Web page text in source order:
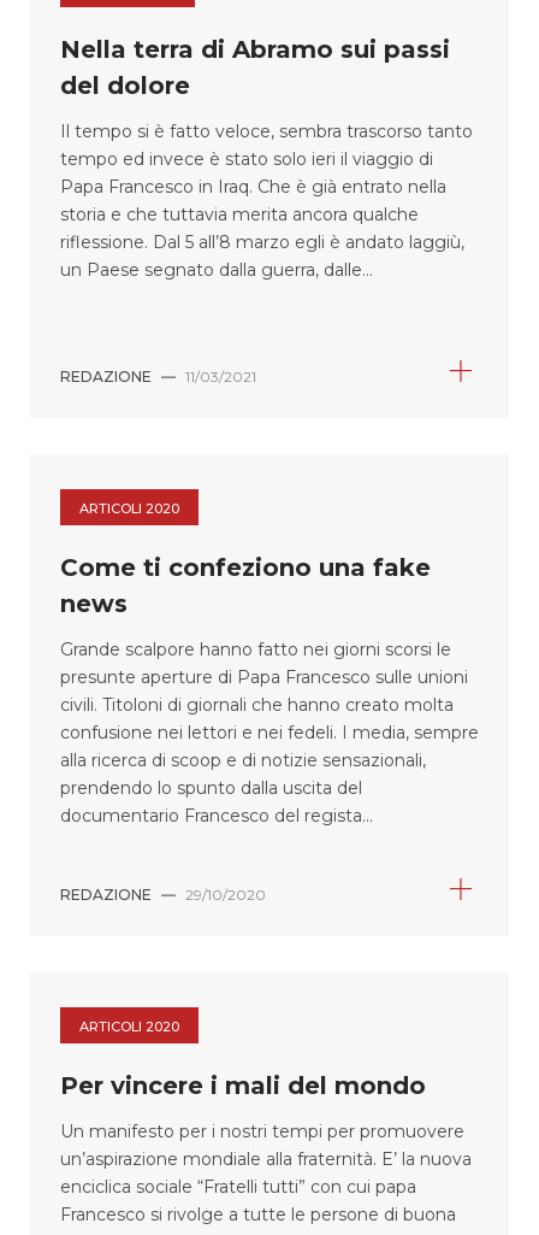
Nella terra di Abramo sui passi
del dolore
Il tempo si è fatto veloce, sembra trascorso tanto
tempo ed invece è stato solo ieri il viaggio di
Papa Francesco in Iraq. Che è già entrato nella
storia e che tuttavia merita ancora qualche
riflessione. Dal 5 all’8 marzo egli è andato laggiù,
un Paese segnato dalla guerra, dalle...
REDAZIONE — 11/03/2021
ARTICOLI 2020
Come ti confeziono una fake
news
Grande scalpore hanno fatto nei giorni scorsi le
presunte aperture di Papa Francesco sulle unioni
civili. Titoloni di giornali che hanno creato molta
confusione nei lettori e nei fedeli. I media, sempre
alla ricerca di scoop e di notizie sensazionali,
prendendo lo spunto dalla uscita del
documentario Francesco del regista...
REDAZIONE — 29/10/2020
ARTICOLI 2020
Per vincere i mali del mondo
Un manifesto per i nostri tempi per promuovere
un’aspirazione mondiale alla fraternità. E’ la nuova
enciclica sociale “Fratelli tutti” con cui papa
Francesco si rivolge a tutte le persone di buona